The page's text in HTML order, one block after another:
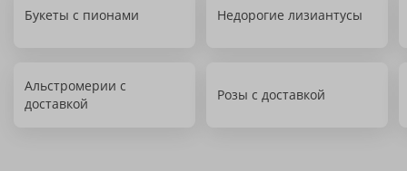
Букеты с пионами Недорогие лизиантусы
Альстромерии с
доставкой
Розы с доставкой